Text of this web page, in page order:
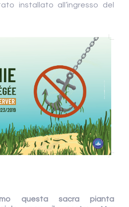
installato all’ingresso del
questa sacra pianta